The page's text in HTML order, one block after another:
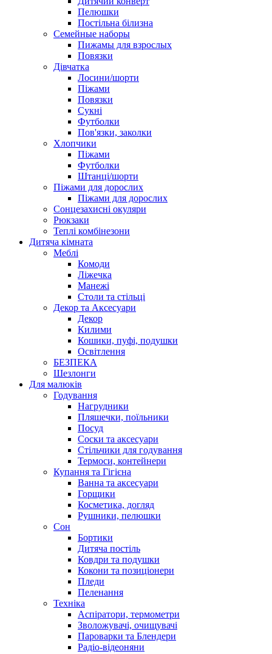
Пелюшки
Постільна білизна
Семейные наборы
Пижамы для взрослых
Повязки
Дівчатка
Лосини/шорти
Піжами
Повязки
Сукні
Футболки
Пов'язки, заколки
Хлопчики
Піжами
Футболки
Штанці/шорти
Піжами для дорослих
Піжами для дорослих
Сонцезахисні окуляри
Рюкзаки
Теплі комбінезони
Дитяча кімната
Меблі
Комоди
Ліжечка
Манежі
Столи та стільці
Декор та Аксесуари
Декор
Килими
Кошики, пуфі, подушки
Освітлення
БЕЗПЕКА
Шезлонги
Для малюків
Годування
Нагрудники
Пляшечки, поїльники
Посуд
Соски та аксесуари
Стільчики для годування
Термоси, контейнери
Купання та Гігієна
Ванна та аксесуари
Горщики
Косметика, догляд
Рушники, пелюшки
Сон
Бортики
Дитяча постіль
Ковдри та подушки
Кокони та позиціонери
Пледи
Пеленання
Техніка
Аспіратори, термометри
Зволожувачі, очищувачі
Пароварки та Блендери
Радіо-відеоняни